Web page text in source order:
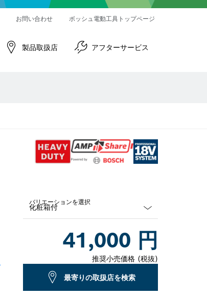
お問い合わせ ボッシュ電動工具トップページ
製品取扱店 アフターサービス
バリエーションを選択
41,000 円
推奨小売価格 (税抜)
最寄りの取扱店を検索